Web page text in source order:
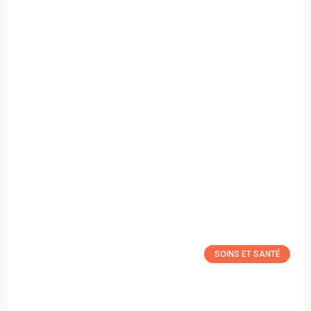
SOINS ET SANTÉ